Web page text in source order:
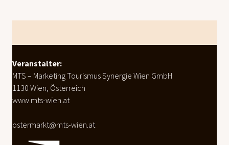
weiterlesen
Veranstalter:
MTS – Marketing Tourismus Synergie Wien GmbH
1130 Wien, Österreich
www.mts-wien.at
ostermarkt@mts-wien.at